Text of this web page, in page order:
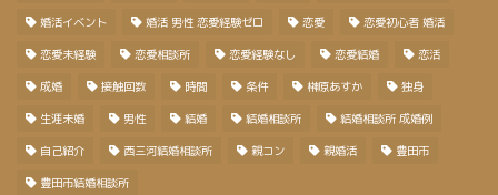
婚活イベント 婚活 男性 恋愛経験ゼロ 恋愛 恋愛初心者 婚活
恋愛未経験 恋愛相談所 恋愛経験なし 恋愛結婚 恋活
成婚 接触回数 時間 条件 榊原あすか 独身
生涯未婚 男性 結婚 結婚相談所 結婚相談所 成婚例
自己紹介 西三河結婚相談所 親コン 親婚活 豊田市
豊田市結婚相談所